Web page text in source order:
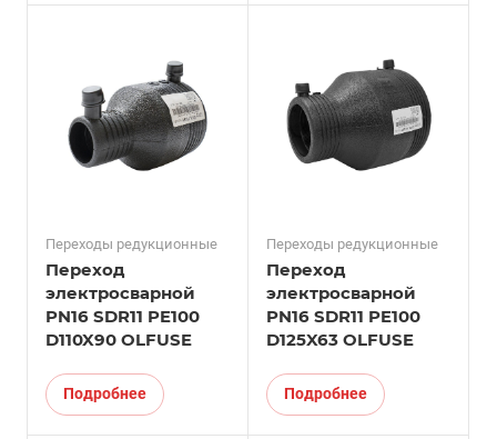
Переходы редукционные
Переход
электросварной
PN16 SDR11 PE100
D110X90 OLFUSE
Подробнее
Переходы редукционные
Переход
электросварной
PN16 SDR11 PE100
D125X63 OLFUSE
Подробнее